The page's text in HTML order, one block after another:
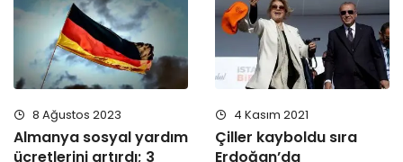
8 Ağustos 2023
Almanya sosyal yardım
ücretlerini artırdı; 3
4 Kasım 2021
Çiller kayboldu sıra
Erdoğan’da